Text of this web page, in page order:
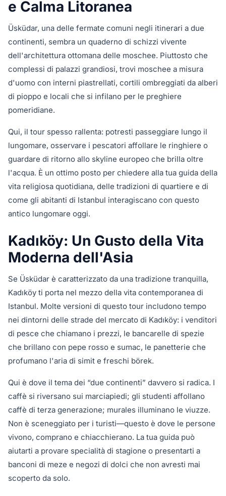
e Calma Litoranea
Üsküdar, una delle fermate comuni negli itinerari a due
continenti, sembra un quaderno di schizzi vivente
dell'architettura ottomana delle moschee. Piuttosto che
complessi di palazzi grandiosi, trovi moschee a misura
d'uomo con interni piastrellati, cortili ombreggiati da alberi
di pioppo e locali che si infilano per le preghiere
pomeridiane.
Qui, il tour spesso rallenta: potresti passeggiare lungo il
lungomare, osservare i pescatori affollare le ringhiere o
guardare di ritorno allo skyline europeo che brilla oltre
l'acqua. È un ottimo posto per chiedere alla tua guida della
vita religiosa quotidiana, delle tradizioni di quartiere e di
come gli abitanti di Istanbul interagiscano con questo
antico lungomare oggi.
Kadıköy: Un Gusto della Vita
Moderna dell'Asia
Se Üsküdar è caratterizzato da una tradizione tranquilla,
Kadıköy ti porta nel mezzo della vita contemporanea di
Istanbul. Molte versioni di questo tour includono tempo
nei dintorni delle strade del mercato di Kadıköy: i venditori
di pesce che chiamano i prezzi, le bancarelle di spezie
che brillano con pepe rosso e sumac, le panetterie che
profumano l'aria di simit e freschi börek.
Qui è dove il tema dei “due continenti” davvero si radica. I
caffè si riversano sui marciapiedi; gli studenti affollano
caffè di terza generazione; murales illuminano le viuzze.
Non è sceneggiato per i turisti—questo è dove le persone
vivono, comprano e chiacchierano. La tua guida può
aiutarti a provare specialità di stagione o presentarti a
banconi di meze e negozi di dolci che non avresti mai
scoperto da solo.